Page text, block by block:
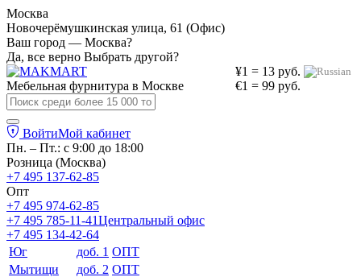
Москва
Новочерёмушкинская улица, 61 (Офис)
Ваш город — Москва?
Да, все верно Выбрать другой?
¥1 = 13 руб.
€1 = 99 руб.
Мебельная фурнитура в Москве
ВойтиМой кабинет
Пн. – Пт.: с 9:00 до 18:00
Розница (Москва)
+7 495 137-62-85
Опт
+7 495 974-62-85
+7 495 785-11-41Центральный офис
+7 495 134-42-64
Юг
доб. 1 ОПТ
Мытищи
доб. 2 ОПТ